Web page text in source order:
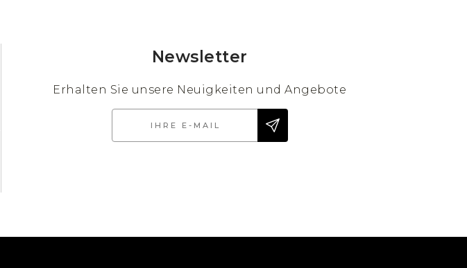
Newsletter
Erhalten Sie unsere Neuigkeiten und Angebote